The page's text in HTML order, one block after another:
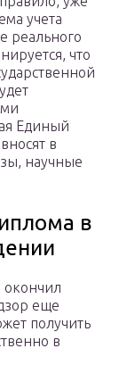
учета
реального
что
Единый
в
научные
в
окончил
еще
получить
в